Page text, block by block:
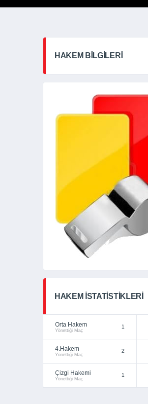
HAKEM BILGILERI
HAKEM İSTATISTIKLERI
Orta Hakem
Yönettiği Maç
1
4.Hakem
Yönettiği Maç
2
Çizgi Hakemi
Yönettiği Maç
1